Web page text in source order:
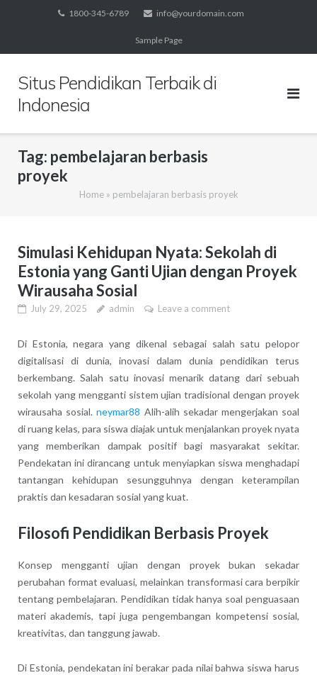
1800-345-6789 info@yourdomain.com
Sample Page
Situs Pendidikan Terbaik di
Indonesia
Tag: pembelajaran berbasis
proyek
Home» pembelajaran berbasis proyek
Simulasi Kehidupan Nyata: Sekolah di
Estonia yang Ganti Ujian dengan Proyek
Wirausaha Sosial
July 29, 2025 admin Leave a comment
Di Estonia, negara yang dikenal sebagai salah satu pelopor
digitalisasi di dunia, inovasi dalam dunia pendidikan terus
berkembang. Salah satu inovasi menarik datang dari sebuah
sekolah yang mengganti sistem ujian tradisional dengan proyek
wirausaha sosial.neymar88 Alih-alih sekadar mengerjakan soal
di ruang kelas, para siswa diajak untuk menjalankan proyek nyata
yang memberikan dampak positif bagi masyarakat sekitar.
Pendekatan ini dirancang untuk menyiapkan siswa menghadapi
tantangan kehidupan sesungguhnya dengan keterampilan
praktis dan kesadaran sosial yang kuat.
Filosofi Pendidikan Berbasis Proyek
Konsep mengganti ujian dengan proyek bukan sekadar
perubahan format evaluasi, melainkan transformasi cara berpikir
tentang pembelajaran. Pendidikan tidak hanya soal penguasaan
materi akademis, tapi juga pengembangan kompetensi sosial,
kreativitas, dan tanggung jawab.
Di Estonia, pendekatan ini berakar pada nilai bahwa siswa harus